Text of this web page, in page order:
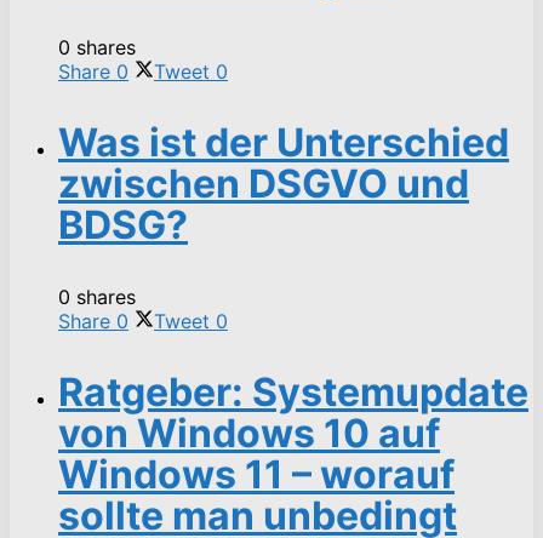
0 shares
Share 0 Tweet 0
Was ist der Unterschied
zwischen DSGVO und
BDSG?
0 shares
Share 0 Tweet 0
Ratgeber: Systemupdate
von Windows 10 auf
Windows 11 – worauf
sollte man unbedingt